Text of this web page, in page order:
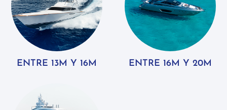
ENTRE 13M Y 16M ENTRE 16M Y 20M